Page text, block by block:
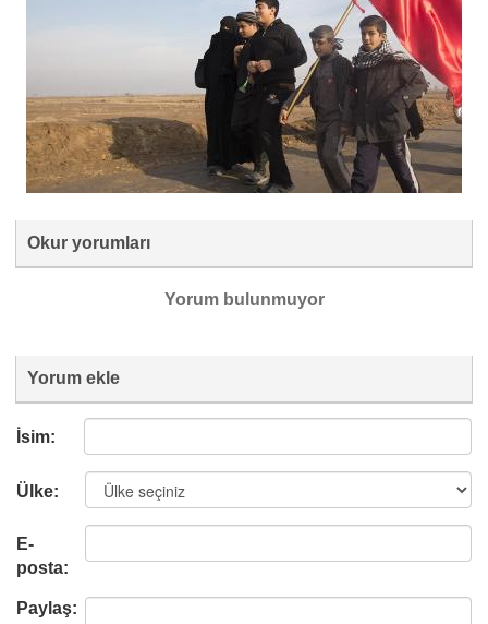
Okur yorumları
Yorum bulunmuyor
Yorum ekle
İsim:
Ülke:
E-
posta:
Paylaş: